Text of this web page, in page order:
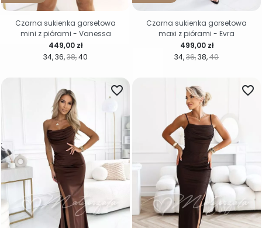
34 36 38 40
Cena
449,00 zł
Czarna sukienka gorsetowa
mini z piórami - Vanessa
34 36 38 40
Cena
499,00 zł
Czarna sukienka gorsetowa
maxi z piórami - Evra
favorite_border favorite_border